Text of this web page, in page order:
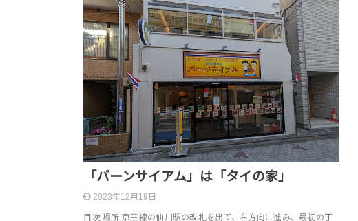
「バーンサイアム」は「タイの家」
2023年12月19日
目次 場所 京王線の仙川駅の改札を出て、右方向に進み、最初の丁